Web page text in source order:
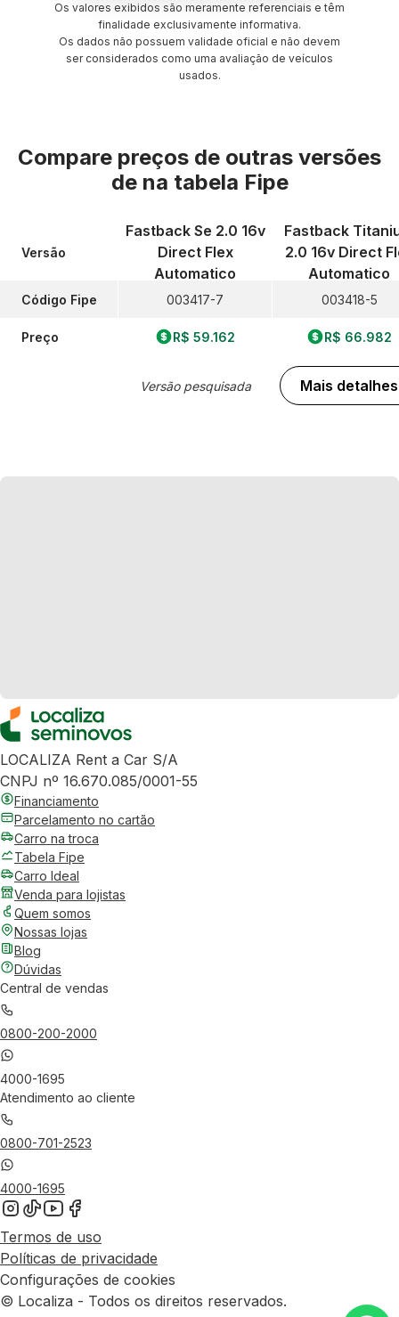
Os valores exibidos são meramente referenciais e têm
finalidade exclusivamente informativa.
Os dados não possuem validade oficial e não devem
ser considerados como uma avaliação de veículos
usados.
Compare preços de outras versões
de na tabela Fipe
Versão
Código Fipe
Preço
Fastback Se 2.0 16v
Direct Flex
Automatico
003417-7
R$ 59.162
Versão pesquisada
Fastback
2.0 16v Direct
Automatico
003418-5
R$ 66.982
Mais detalhes
LOCALIZA Rent a Car S/A
CNPJ nº 16.670.085/0001-55
Financiamento
Parcelamento no cartão
Carro na troca
Tabela Fipe
Carro Ideal
Venda para lojistas
Quem somos
Nossas lojas
Blog
Dúvidas
Central de vendas
0800-200-2000
4000-1695
Atendimento ao cliente
0800-701-2523
4000-1695
Termos de uso
Políticas de privacidade
Configurações de cookies
© Localiza - Todos os direitos reservados.